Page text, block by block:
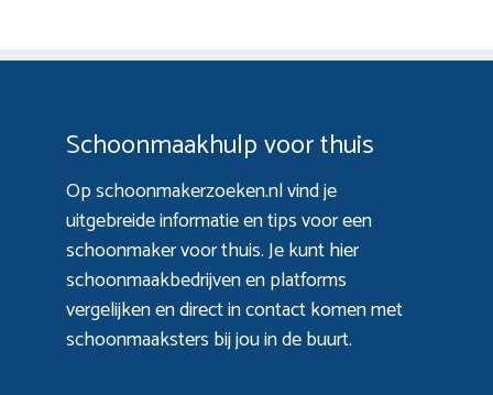
Schoonmaakhulp voor thuis
Op schoonmakerzoeken.nl vind je
uitgebreide informatie en tips voor een
schoonmaker voor thuis. Je kunt hier
schoonmaakbedrijven en platforms
vergelijken en direct in contact komen met
schoonmaaksters bij jou in de buurt.